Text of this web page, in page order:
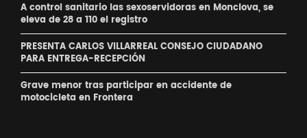
A control sanitario las sexoservidoras en Monclova, se
eleva de 28 a 110 el registro
PRESENTA CARLOS VILLARREAL CONSEJO CIUDADANO
PARA ENTREGA-RECEPCIÓN
Grave menor tras participar en accidente de
motocicleta en Frontera